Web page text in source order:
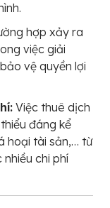
hợp xảy ra
việc giải
vệ quyền lợi
Việc thuê dịch
đáng kể
hoại tài sản,… từ
chi phí